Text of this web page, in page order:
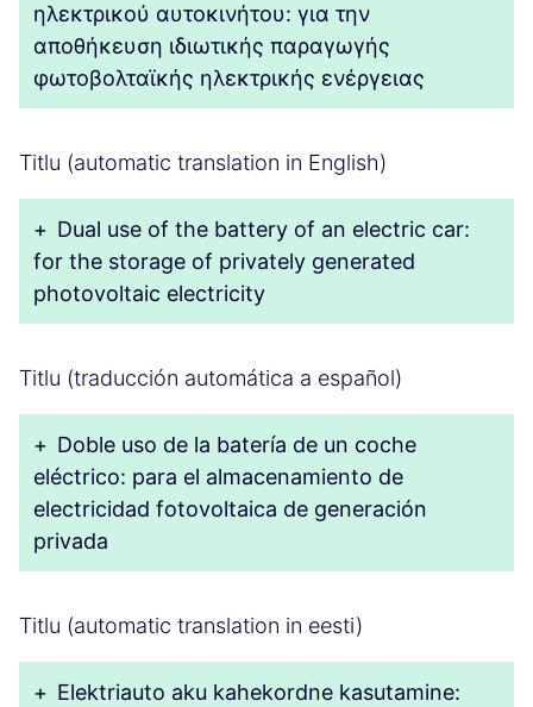
ηλεκτρικού αυτοκινήτου: για την
αποθήκευση ιδιωτικής παραγωγής
φωτοβολταϊκής ηλεκτρικής ενέργειας
Titlu (automatic translation in English)
+ Dual use of the battery of an electric car:
for the storage of privately generated
photovoltaic electricity
Titlu (traducción automática a español)
+ Doble uso de la batería de un coche
eléctrico: para el almacenamiento de
electricidad fotovoltaica de generación
privada
Titlu (automatic translation in eesti)
+ Elektriauto aku kahekordne kasutamine: